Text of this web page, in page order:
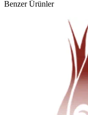
Benzer Ürünler